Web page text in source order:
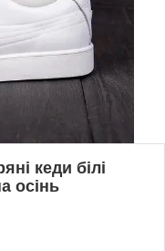
кеди білі
осінь